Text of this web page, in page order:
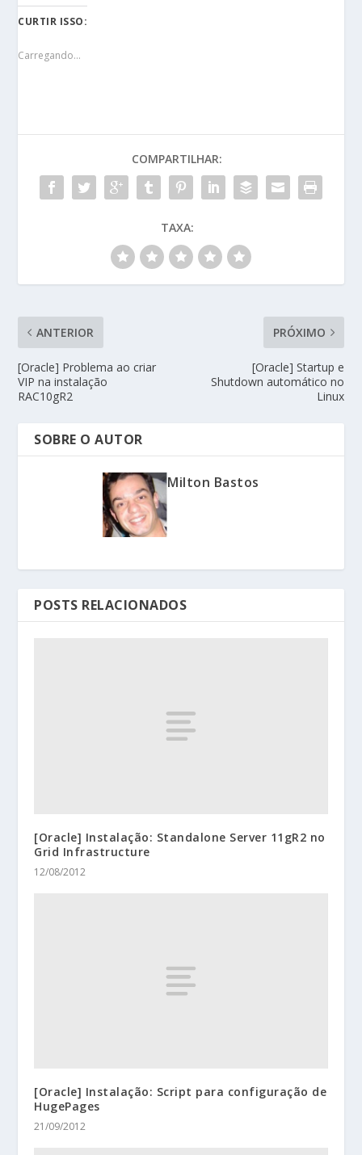
CURTIR ISSO:
Carregando...
COMPARTILHAR:
TAXA:
ANTERIOR
[Oracle] Problema ao criar
VIP na instalação
RAC10gR2
PRÓXIMO
[Oracle] Startup e
Shutdown automático no
Linux
SOBRE O AUTOR
Milton Bastos
POSTS RELACIONADOS
[Oracle] Instalação: Standalone Server 11gR2 no
Grid Infrastructure
12/08/2012
[Oracle] Instalação: Script para configuração de
HugePages
21/09/2012